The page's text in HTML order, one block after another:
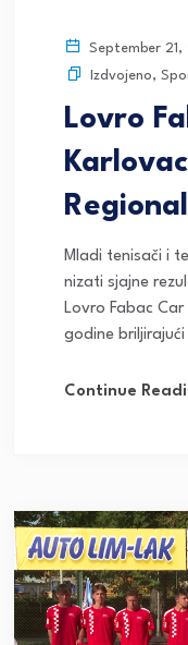
September 21,
Izdvojeno,
Lovro
Mladi tenisači i
nizati sjajne
Lovro Fabac
godine
Continue